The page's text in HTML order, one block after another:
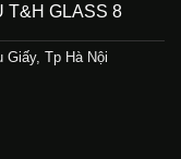
T&H GLASS 8
Giấy, Tp Hà Nội